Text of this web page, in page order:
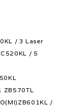
/ 3 Laser
/ 5
ZB570TL
/